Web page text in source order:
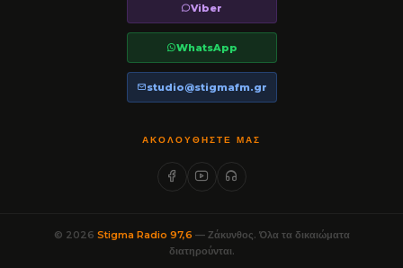
Viber
WhatsApp
studio@stigmafm.gr
ΑΚΟΛΟΥΘΉΣΤΕ ΜΑΣ
© 2026 Stigma Radio 97,6 — Ζάκυνθος. Όλα τα δικαιώματα
διατηρούνται.